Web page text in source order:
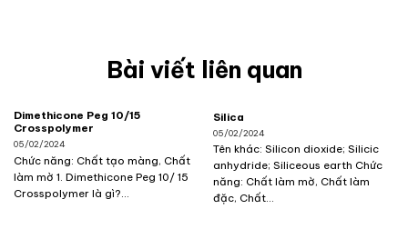
Bài viết liên quan
Dimethicone Peg 10/15
Crosspolymer
05/02/2024
Chức năng: Chất tạo màng, Chất
làm mờ 1. Dimethicone Peg 10/ 15
Crosspolymer là gì?...
Silica
05/02/2024
Tên khác: Silicon dioxide; Silicic
anhydride; Siliceous earth Chức
năng: Chất làm mờ, Chất làm
đặc, Chất...